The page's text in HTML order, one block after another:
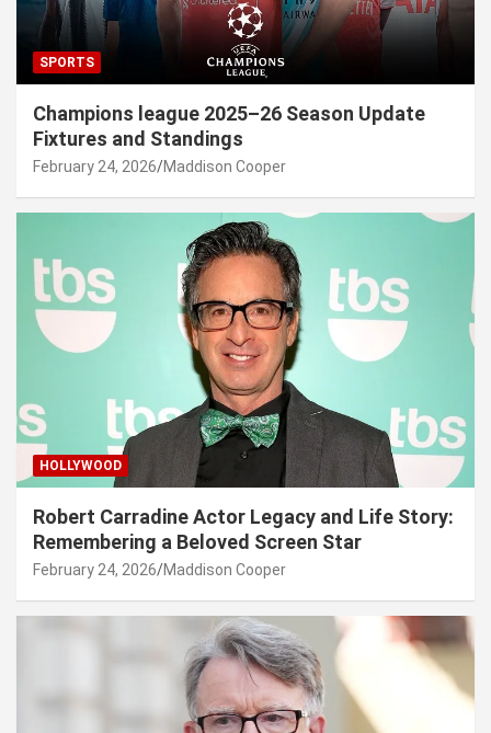
SPORTS
Champions league 2025–26 Season Update
Fixtures and Standings
February 24, 2026 Maddison Cooper
HOLLYWOOD
Robert Carradine Actor Legacy and Life Story:
Remembering a Beloved Screen Star
February 24, 2026 Maddison Cooper